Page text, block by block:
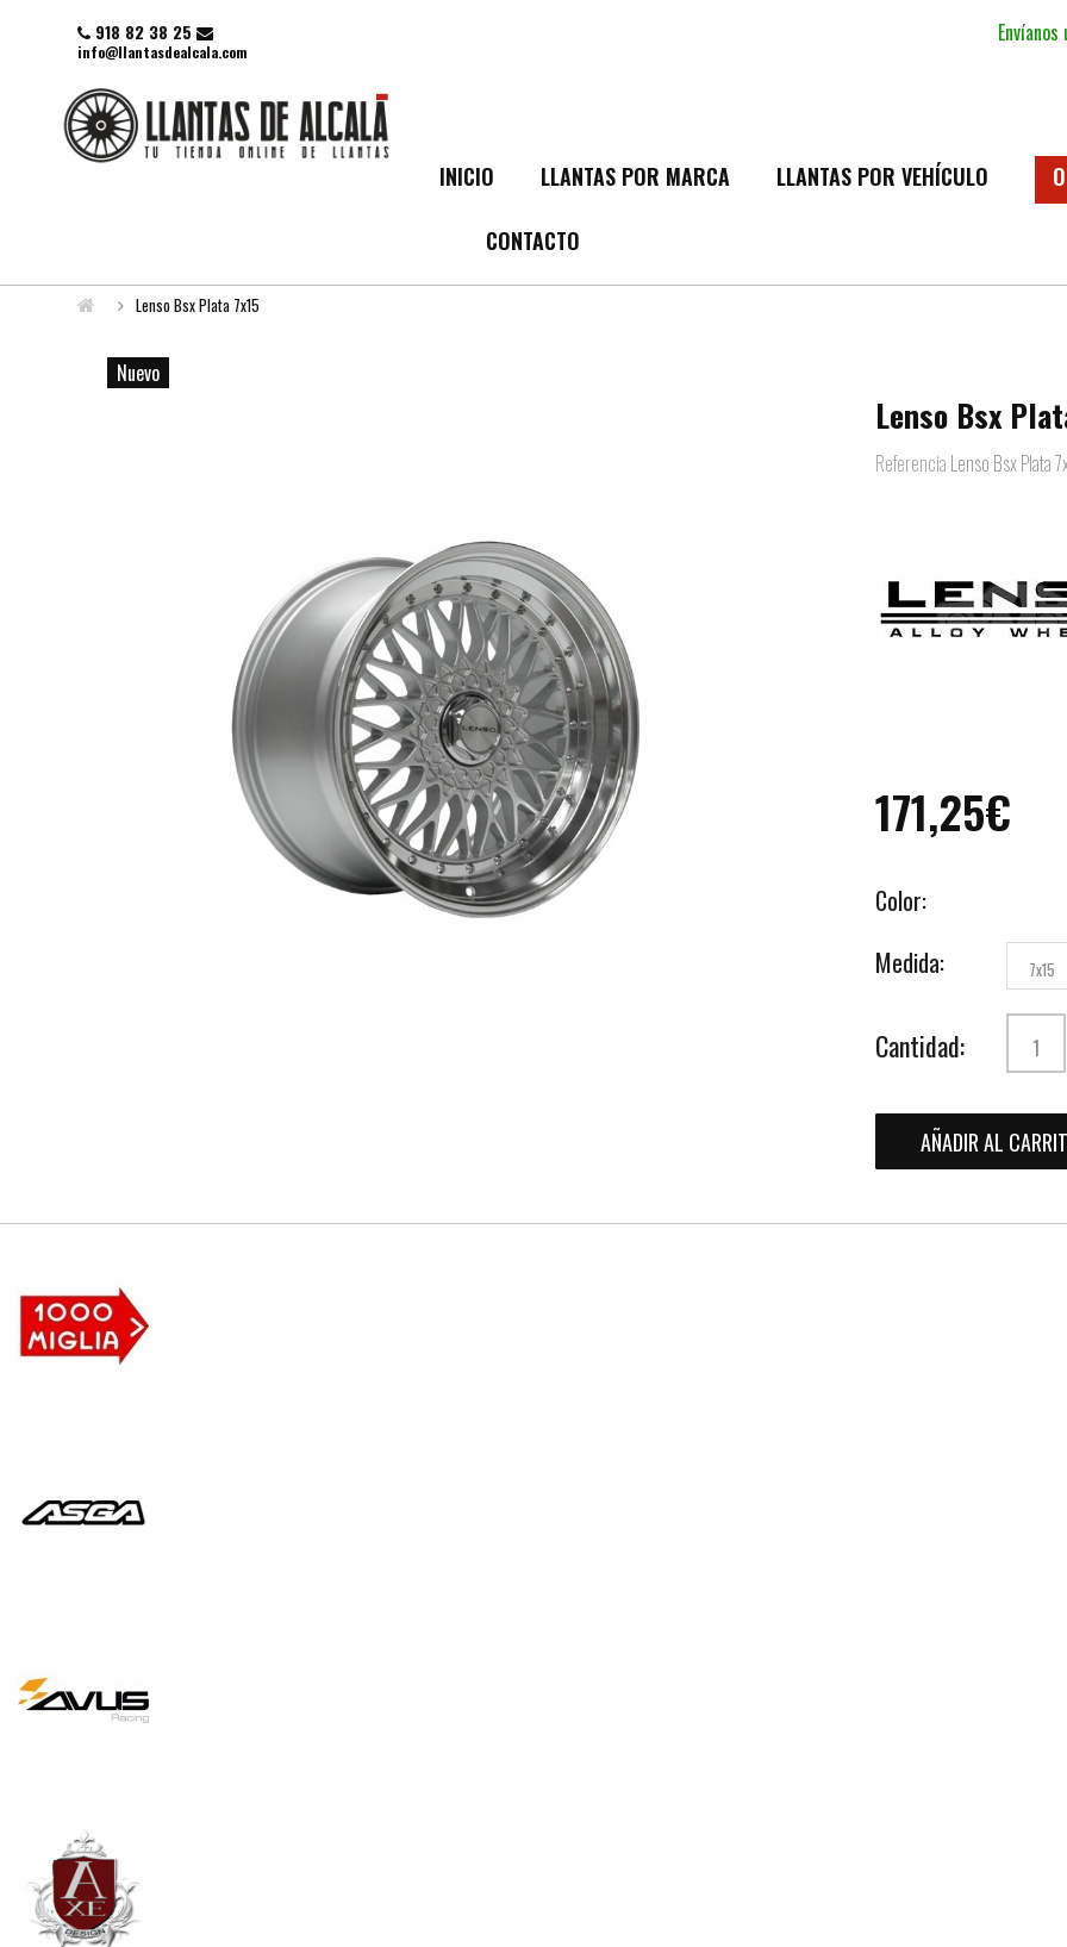
918 82 38 25
info@llantasdealcala.com
INICIO LLANTAS POR MARCA LLANTAS POR VEHÍCULO
CONTACTO
Lenso Bsx Plata 7x15
Nuevo
Lenso Bsx
Referencia Lenso Bsx Plata
171,25€
Color:
Medida:
7x15
Cantidad:
AÑADIR AL